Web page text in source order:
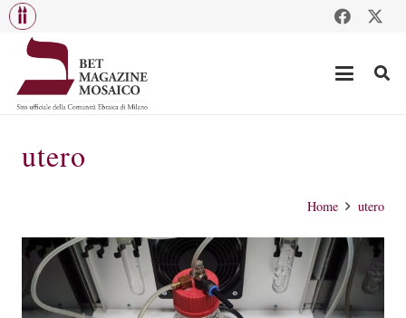
utero
Home utero